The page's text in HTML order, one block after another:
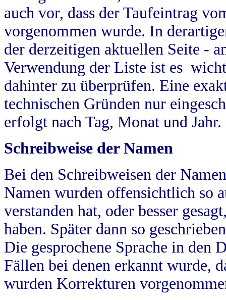
auch vor, dass der Taufeintrag
vorgenommen wurde. In
der derzeitigen aktuellen Seite -
Verwendung der Liste ist es
dahinter zu überprüfen. Eine
technischen Gründen nur
erfolgt nach Tag, Monat und Jahr.
Schreibweise der Namen
Bei den Schreibweisen der
Namen wurden offensichtlich so
verstanden hat, oder besser
haben. Später dann so
Die gesprochene Sprache in
Fällen bei denen erkannt wurde,
wurden Korrekturen